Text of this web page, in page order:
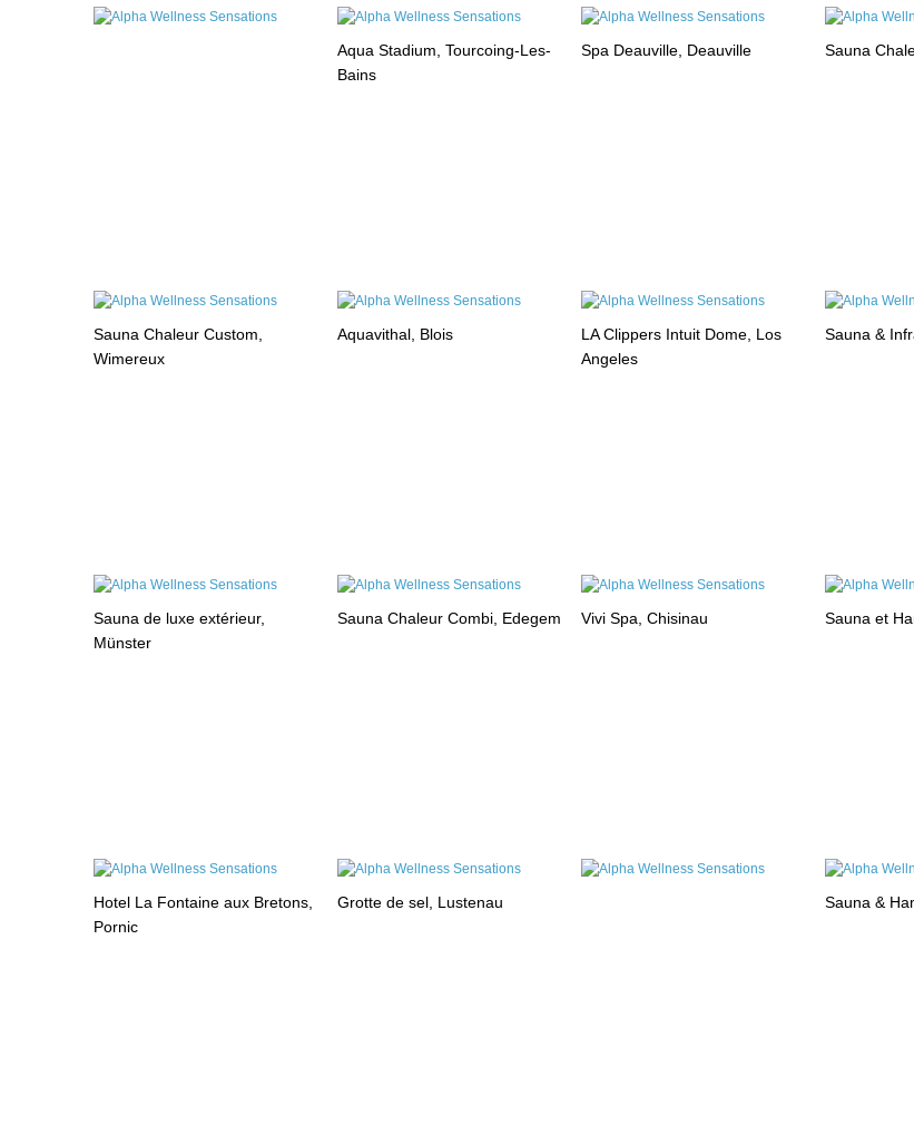
Aqua Stadium, Tourcoing-Les-
Bains
Spa Deauville, Deauville Sauna
Sauna Chaleur Custom,
Wimereux
Aquavithal, Blois
LA Clippers Intuit Dome, Los
Angeles
Sauna &
Sauna de luxe extérieur,
Münster
Sauna Chaleur Combi, Edegem Vivi Spa, Chisinau Sauna et
Hotel La Fontaine aux Bretons,
Pornic
Grotte de sel, Lustenau Sauna &